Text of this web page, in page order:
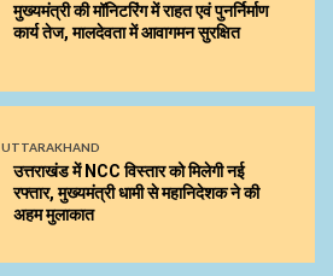
मुख्यमंत्री की मॉनिटरिंग में राहत एवं पुनर्निर्माण
कार्य तेज, मालदेवता में आवागमन सुरक्षित
UTTARAKHAND
उत्तराखंड में NCC विस्तार को मिलेगी नई
रफ्तार, मुख्यमंत्री धामी से महानिदेशक ने की
अहम मुलाकात